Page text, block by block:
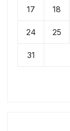
17 18
24 25
31